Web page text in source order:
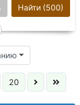
Найти (500)
20